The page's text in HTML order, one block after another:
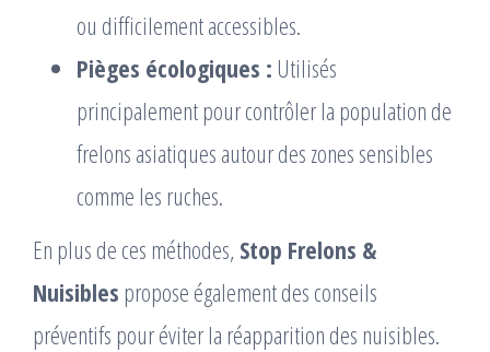
ou difficilement accessibles.
Pièges écologiques : Utilisés
principalement pour contrôler la population de
frelons asiatiques autour des zones sensibles
comme les ruches.
En plus de ces méthodes, Stop Frelons &
Nuisibles propose également des conseils
préventifs pour éviter la réapparition des nuisibles.